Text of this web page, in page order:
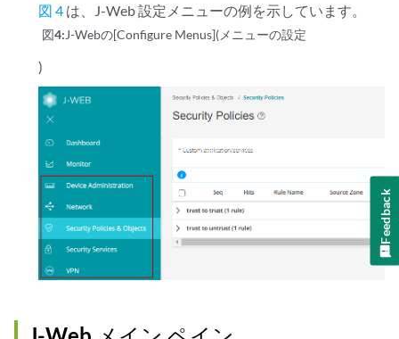
図 4 は、J-Web 設定メニューの例を示しています。
図4:J-Webの[Configure Menus](メニューの設定
)
Feedback